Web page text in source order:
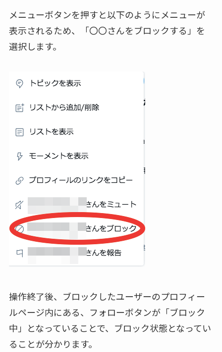
メニューボタンを押すと以下のようにメニューが
表示されるため、「〇〇さんをブロックする」を
選択します。
操作終了後、ブロックしたユーザーのプロフィー
ルページ内にある、フォローボタンが「ブロック
中」となっていることで、ブロック状態となってい
ることが分かります。